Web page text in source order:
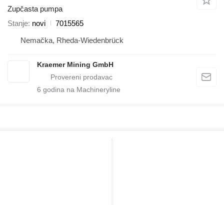
Zupčasta pumpa
Stanje novi
7015565
Nemačka, Rheda-Wiedenbrück
Kraemer Mining GmbH
6 godina na Machineryline